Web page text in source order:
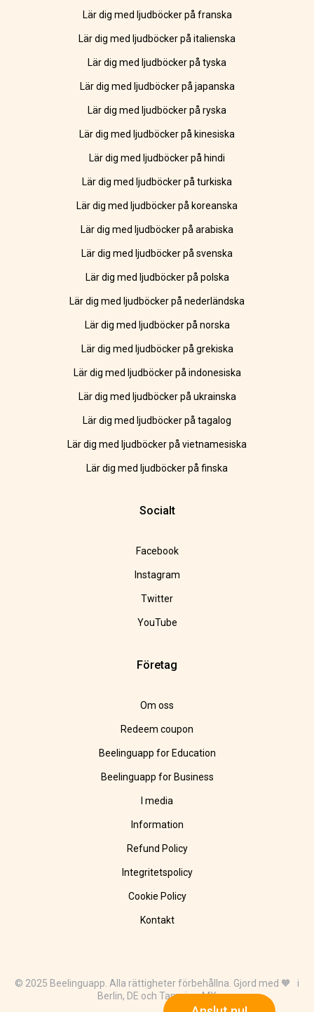
Lär dig med ljudböcker på franska
Lär dig med ljudböcker på italienska
Lär dig med ljudböcker på tyska
Lär dig med ljudböcker på japanska
Lär dig med ljudböcker på ryska
Lär dig med ljudböcker på kinesiska
Lär dig med ljudböcker på hindi
Lär dig med ljudböcker på turkiska
Lär dig med ljudböcker på koreanska
Lär dig med ljudböcker på arabiska
Lär dig med ljudböcker på svenska
Lär dig med ljudböcker på polska
Lär dig med ljudböcker på nederländska
Lär dig med ljudböcker på norska
Lär dig med ljudböcker på grekiska
Lär dig med ljudböcker på indonesiska
Lär dig med ljudböcker på ukrainska
Lär dig med ljudböcker på tagalog
Lär dig med ljudböcker på vietnamesiska
Lär dig med ljudböcker på finska
Socialt
Facebook
Instagram
Twitter
YouTube
Företag
Om oss
Redeem coupon
Beelinguapp for Education
Beelinguapp for Business
I media
Information
Refund Policy
Integritetspolicy
Cookie Policy
Kontakt
© 2025 Beelinguapp. Alla rättigheter förbehållna. Gjord med 🧡 i
Berlin, DE och Tampico, MX